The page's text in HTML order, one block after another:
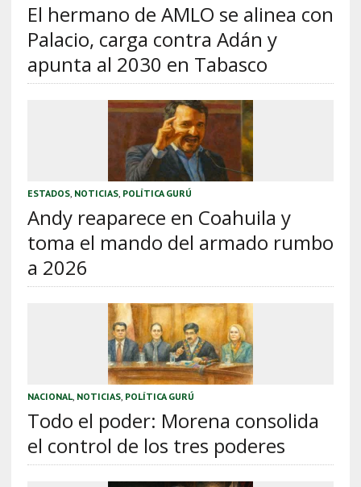
El hermano de AMLO se alinea con
Palacio, carga contra Adán y
apunta al 2030 en Tabasco
ESTADOS, NOTICIAS, POLÍTICA GURÚ
Andy reaparece en Coahuila y
toma el mando del armado rumbo
a 2026
NACIONAL, NOTICIAS, POLÍTICA GURÚ
Todo el poder: Morena consolida
el control de los tres poderes